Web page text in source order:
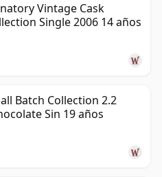
Vintage Cask
Single 2006 14 años
Batch Collection 2.2
Sin 19 años